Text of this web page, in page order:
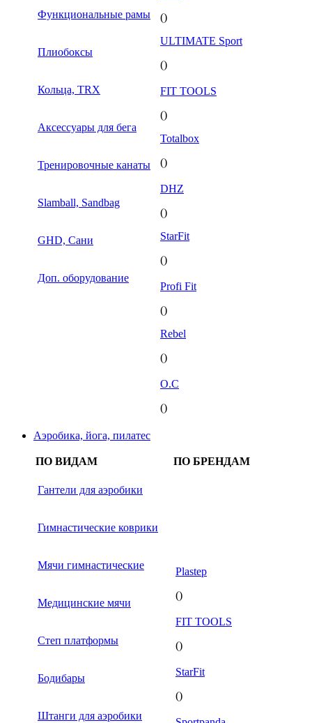
Функциональные рамы
Плиобоксы
Кольца, TRX
Аксессуары для бега
Тренировочные канаты
Slamball, Sandbag
GHD, Сани
Доп. оборудование
()
ULTIMATE Sport
()
FIT TOOLS
()
Totalbox
()
DHZ
()
StarFit
()
Profi Fit
()
Rebel
()
O.C
()
Аэробика, йога, пилатес
ПО ВИДАМ ПО БРЕНДАМ
Гантели для аэробики
Гимнастические коврики
Мячи гимнастические
Медицинские мячи
Степ платформы
Бодибары
Штанги для аэробики
Plastep
()
FIT TOOLS
()
StarFit
()